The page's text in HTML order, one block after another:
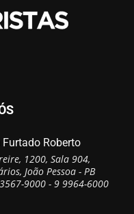
Roberto
1200, Sala 904,
João Pessoa - PB
9000 - 9 9964-6000